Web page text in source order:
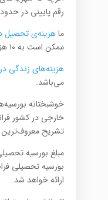
رقم پایینی در حدود ۲۰۰ تا ۶۰۰ یورو می‌باشد ،
ماهزینه‌ی تحصیل
ممکن است به ۱۰ هزار یورو نیز برسد.
هزینه‌های زندگی
می‌باشد.
خوشبختانه
خارجی در کشور
تشریح
بورسیه تحصیلی
ارائه خواهد شد.